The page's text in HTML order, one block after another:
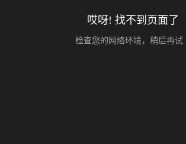
哎呀! 找不到页面了
检查您的网络环境，稍后再试...